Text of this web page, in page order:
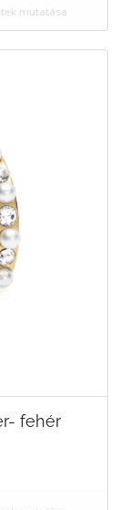
mutatása
fehér